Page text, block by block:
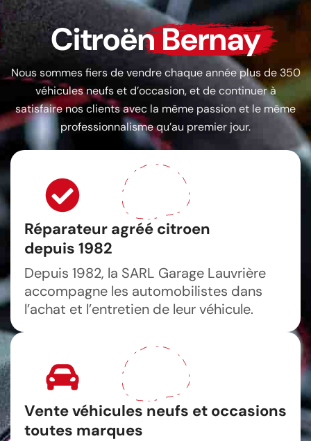
CitroënBernay
Nous sommes fiers de vendre chaque année plus de 350
véhicules neufs et d’occasion, et de continuer à
satisfaire nos clients avec la même passion et le même
professionnalisme qu’au premier jour.
Réparateur agréé citroen
depuis 1982
Depuis 1982, la SARL Garage Lauvrière
accompagne les automobilistes dans
l’achat et l’entretien de leur véhicule.
Vente véhicules neufs et occasions
toutes marques